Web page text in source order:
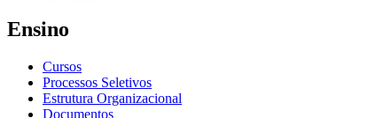
Ensino
Cursos
Processos Seletivos
Estrutura Organizacional
Documentos